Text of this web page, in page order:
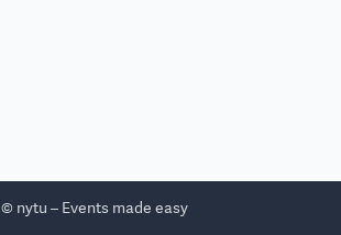
© nytu – Events made easy